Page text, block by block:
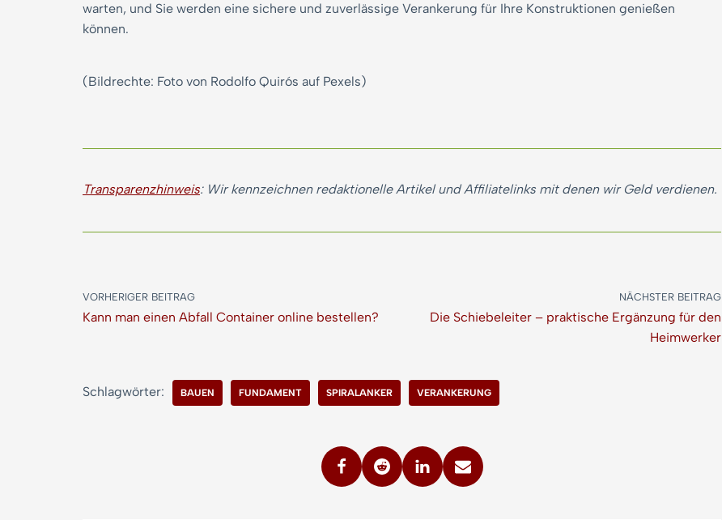
warten, und Sie werden eine sichere und zuverlässige Verankerung für Ihre Konstruktionen genießen
können.
(Bildrechte: Foto von Rodolfo Quirós auf Pexels)
Transparenzhinweis: Wir kennzeichnen redaktionelle Artikel und Affiliatelinks mit denen wir Geld verdienen.
VORHERIGER BEITRAG
Kann man einen Abfall Container online bestellen?
NÄCHSTER BEITRAG
Die Schiebeleiter – praktische Ergänzung für den
Heimwerker
Schlagwörter: BAUEN FUNDAMENT SPIRALANKER VERANKERUNG